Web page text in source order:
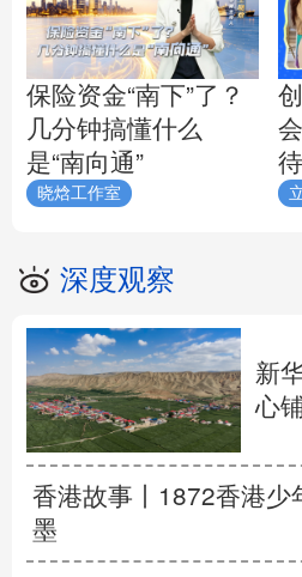
保险资金“南下”了？
几分钟搞懂什么
是“南向通”
晓焓工作室
深度观察
新
心
香港故事丨
1872香港少
墨